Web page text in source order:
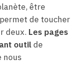
être
de toucher
deux. Les pages
outilde
nous